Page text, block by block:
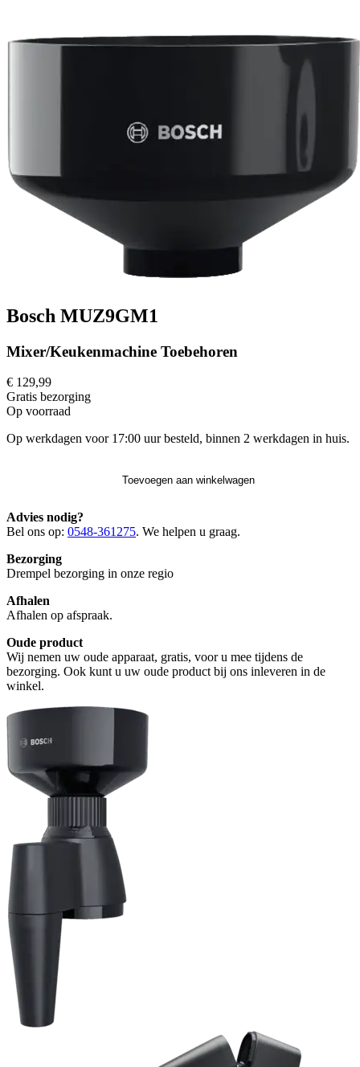
Bosch MUZ9GM1
Mixer/Keukenmachine Toebehoren
€ 129,99
Gratis bezorging
Op voorraad
Op werkdagen voor 17:00 uur besteld, binnen 2 werkdagen in huis.
Toevoegen aan winkelwagen
Advies nodig?
Bel ons op: 0548-361275. We helpen u graag.
Bezorging
Drempel bezorging in onze regio
Afhalen
Afhalen op afspraak.
Oude product
Wij nemen uw oude apparaat, gratis, voor u mee tijdens de
bezorging. Ook kunt u uw oude product bij ons inleveren in de
winkel.